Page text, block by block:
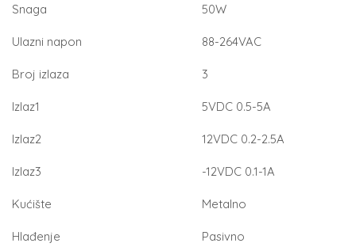
Snaga 50W
Ulazni napon 88-264VAC
Broj izlaza 3
Izlaz1 5VDC 0.5-5A
Izlaz2 12VDC 0.2-2.5A
Izlaz3 -12VDC 0.1-1A
Kućište Metalno
Hlađenje Pasivno